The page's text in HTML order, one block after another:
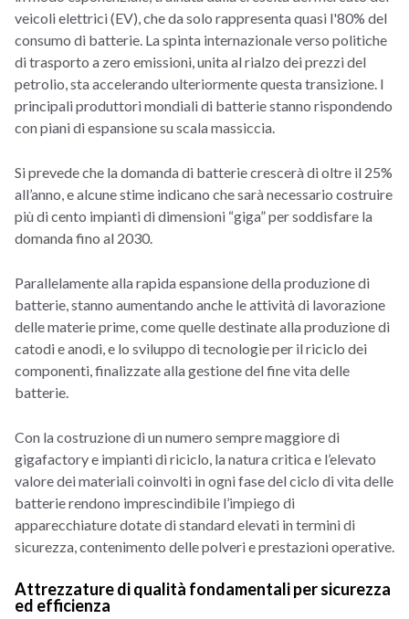
veicoli elettrici (EV), che da solo rappresenta quasi l'80% del
consumo di batterie. La spinta internazionale verso politiche
di trasporto a zero emissioni, unita al rialzo dei prezzi del
petrolio, sta accelerando ulteriormente questa transizione. I
principali produttori mondiali di batterie stanno rispondendo
con piani di espansione su scala massiccia.
Si prevede che la domanda di batterie crescerà di oltre il 25%
all’anno, e alcune stime indicano che sarà necessario costruire
più di cento impianti di dimensioni “giga” per soddisfare la
domanda fino al 2030.
Parallelamente alla rapida espansione della produzione di
batterie, stanno aumentando anche le attività di lavorazione
delle materie prime, come quelle destinate alla produzione di
catodi e anodi, e lo sviluppo di tecnologie per il riciclo dei
componenti, finalizzate alla gestione del fine vita delle
batterie.
Con la costruzione di un numero sempre maggiore di
gigafactory e impianti di riciclo, la natura critica e l’elevato
valore dei materiali coinvolti in ogni fase del ciclo di vita delle
batterie rendono imprescindibile l’impiego di
apparecchiature dotate di standard elevati in termini di
sicurezza, contenimento delle polveri e prestazioni operative.
Attrezzature di qualità fondamentali per sicurezza
ed efficienza